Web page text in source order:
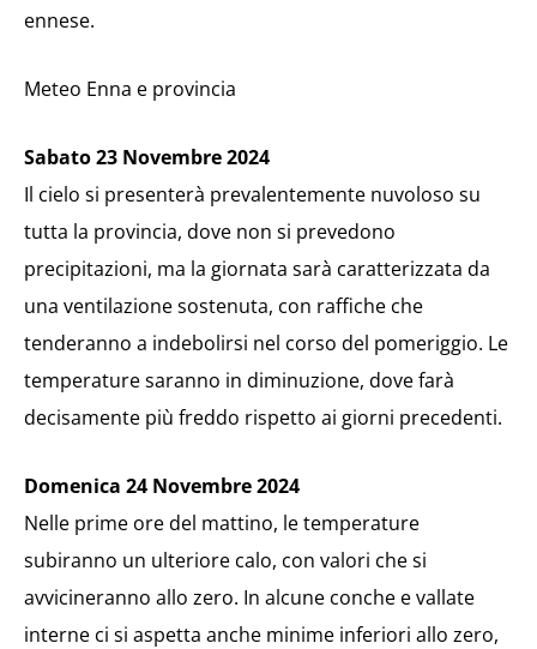
ennese.
Meteo Enna e provincia
Sabato 23 Novembre 2024
Il cielo si presenterà prevalentemente nuvoloso su
tutta la provincia, dove non si prevedono
precipitazioni, ma la giornata sarà caratterizzata da
una ventilazione sostenuta, con raffiche che
tenderanno a indebolirsi nel corso del pomeriggio. Le
temperature saranno in diminuzione, dove farà
decisamente più freddo rispetto ai giorni precedenti.
Domenica 24 Novembre 2024
Nelle prime ore del mattino, le temperature
subiranno un ulteriore calo, con valori che si
avvicineranno allo zero. In alcune conche e vallate
interne ci si aspetta anche minime inferiori allo zero,